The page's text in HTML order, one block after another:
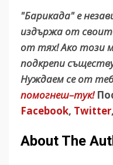
"Барикада" е
издържа от
от тях! Ако този
подкрепи
Нуждаем се от
помогнеш–тук!
Facebook, Twitter,
About The